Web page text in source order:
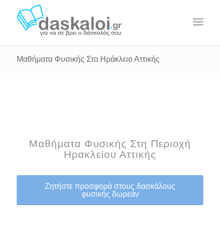
Μαθήματα Φυσικής Στο Ηράκλειο Αττικής
Μαθήματα Φυσικής Στη Περιοχή
Ηρακλείου Αττικής
Ζητήστε προσφορά στους δασκάλους
φυσικής δωρεάν